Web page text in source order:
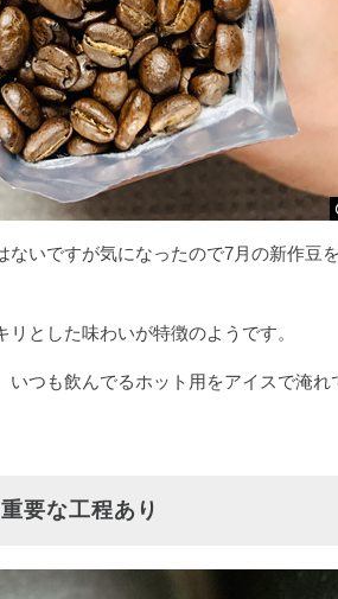
いですが気になったので7月の新作豆
とした味わいが特徴のようです。
つも飲んでるホット用をアイスで淹れ
要な工程あり